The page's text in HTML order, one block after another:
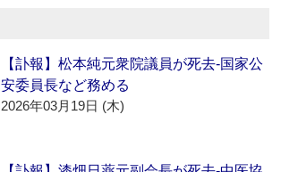
【訃報】松本純元衆院議員が死去‐国家公
安委員長など務める
2026年03月19日 (木)